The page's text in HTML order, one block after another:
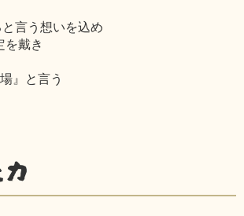
言う想いを込め
を戴き
』と言う